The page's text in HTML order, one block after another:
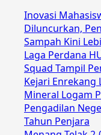
Inovasi
Diluncurkan,
Sampah Kini
Laga Perdana
Squad Tampil
Kejari Enrekang
Mineral Logam
Pengadilan
Tahun Penjara